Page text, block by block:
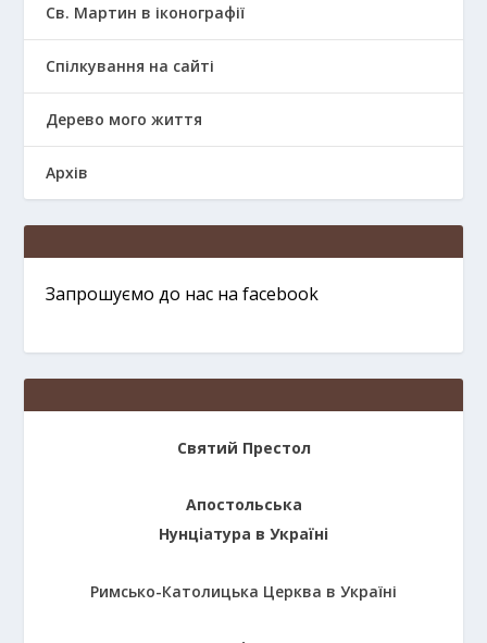
Св. Мартин в іконографії
Спілкування на сайті
Дерево мого життя
Архів
Запрошуємо до нас на facebook
Святий Престол
Апостольська
Нунціатура в Україні
Римсько-Католицька Церква в Україні